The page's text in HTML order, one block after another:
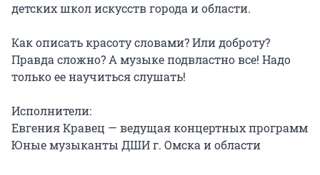
детских школ искусств города и области.
Как описать красоту словами? Или доброту?
Правда сложно? А музыке подвластно все! Надо
только ее научиться слушать!
Исполнители:
Евгения Кравец — ведущая концертных программ
Юные музыканты ДШИ г. Омска и области